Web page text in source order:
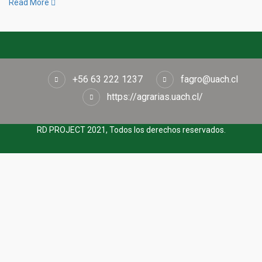
Read More
+56 63 222 1237
fagro@uach.cl
https://agrarias.uach.cl/
RD PROJECT 2021, Todos los derechos reservados.